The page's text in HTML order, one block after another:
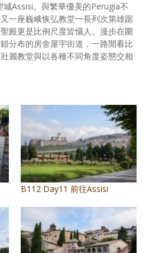
Assisi。與繁華優美的Perugia不
一座巍峨恢弘教堂一長列次第雄踞
殿更是比例尺度皆懾人。漫步在圍
分布的房舍屋宇街道，一路閒看比
麗教堂與以各種不同角度姿態交相
B112 Day11 前往Assisi